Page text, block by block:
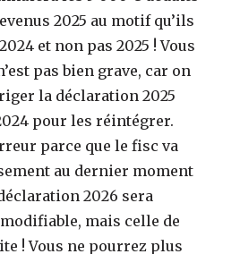
2025 au motif qu’ils
et non pas 2025 ! Vous
pas bien grave, car on
la déclaration 2025
pour les réintégrer.
parce que le fisc va
au dernier moment
2026 sera
mais celle de
! Vous ne pourrez plus